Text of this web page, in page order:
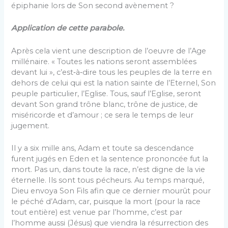
épiphanie lors de Son second avènement ?
Application de cette parabole.
Après cela vient une description de l’oeuvre de l’Age
millénaire. « Toutes les nations seront assemblées
devant lui », c’est‑à‑dire tous les peuples de la terre en
dehors de celui qui est la nation sainte de l’Eternel, Son
peuple particulier, l’Eglise. Tous, sauf l’Eglise, seront
devant Son grand trône blanc, trône de justice, de
miséricorde et d’amour ; ce sera le temps de leur
jugement.
Il y a six mille ans, Adam et toute sa descendance
furent jugés en Eden et la sentence prononcée fut la
mort. Pas un, dans toute la race, n’est digne de la vie
éternelle. Ils sont tous pécheurs. Au temps marqué,
Dieu envoya Son Fils afin que ce dernier mourût pour
le péché d’Adam, car, puisque la mort (pour la race
tout entière) est venue par l’homme, c’est par
l’homme aussi (Jésus) que viendra la résurrection des